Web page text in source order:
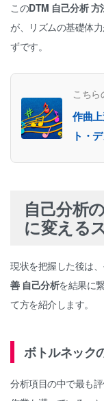
このDTM 自己分析 方
が、リズムの基礎体
ずです。
こち
作曲
ト・
自己分析
に変える
現状を把握した後は
善 自己分析を結果に
て方を紹介します。
ボトルネック
分析項目の中で最も